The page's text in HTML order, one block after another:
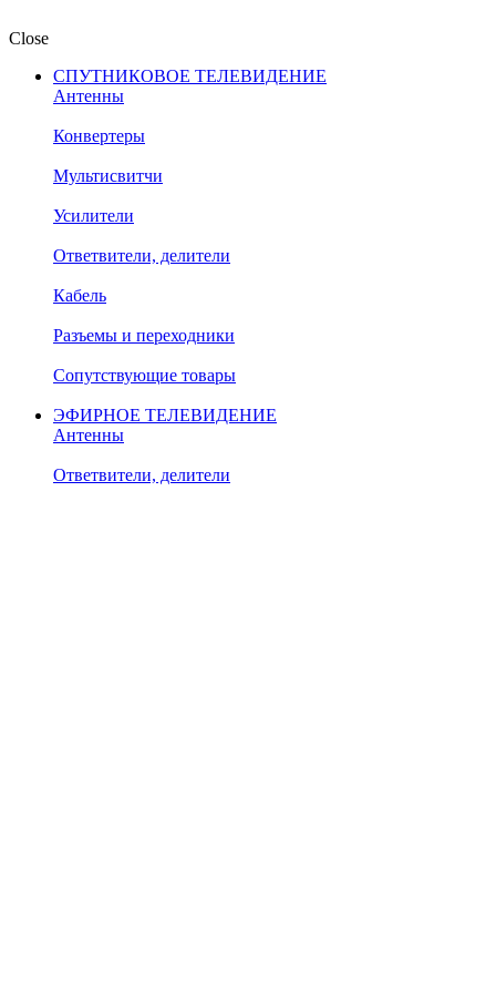
Close
СПУТНИКОВОЕ ТЕЛЕВИДЕНИЕ
Антенны
Конвертеры
Мультисвитчи
Усилители
Ответвители, делители
Кабель
Разъемы и переходники
Сопутствующие товары
ЭФИРНОЕ ТЕЛЕВИДЕНИЕ
Антенны
Ответвители, делители